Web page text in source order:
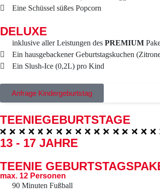
Eine Schüssel süßes Popcorn
DELUXE
inklusive aller Leistungen des PREMIUM
Ein hausgebackener Geburtstagskuchen
Ein Slush-Ice (0,2L) pro Kind
Anfrage Kindergeburtstag
TEENIE­GEBURTSTAGE
13 - 17 JAHRE
TEENIE
max. 12 Personen
90 Minuten Fußball